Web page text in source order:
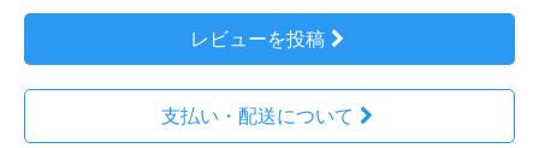
レビューを投稿
支払い・配送について